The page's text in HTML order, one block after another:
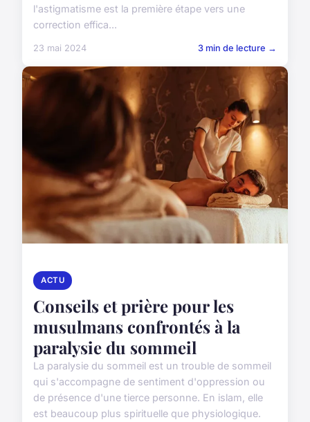
l'astigmatisme est la première étape vers une
correction effica...
23 mai 2024 3 min de lecture →
ACTU
Conseils et prière pour les
musulmans confrontés à la
paralysie du sommeil
La paralysie du sommeil est un trouble de sommeil
qui s'accompagne de sentiment d'oppression ou
de présence d'une tierce personne. En islam, elle
est beaucoup plus spirituelle que physiologique.